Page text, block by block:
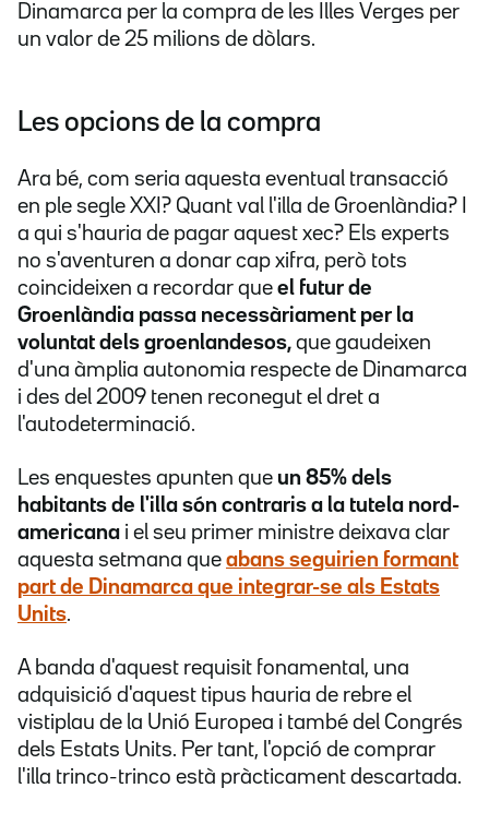
Dinamarca per la compra de les Illes Verges per
un valor de 25 milions de dòlars.
Les opcions de la compra
Ara bé, com seria aquesta eventual transacció
en ple segle XXI? Quant val l'illa de Groenlàndia? I
a qui s'hauria de pagar aquest xec? Els experts
no s'aventuren a donar cap xifra, però tots
coincideixen a recordar que el futur de
Groenlàndia passa necessàriament per la
voluntat dels groenlandesos, que gaudeixen
d'una àmplia autonomia respecte de Dinamarca
i des del 2009 tenen reconegut el dret a
l'autodeterminació.
Les enquestes apunten que un 85% dels
habitants de l'illa són contraris a la tutela nord-
americana i el seu primer ministre deixava clar
aquesta setmana que abans seguirien formant
part de Dinamarca que integrar-se als Estats
Units.
A banda d'aquest requisit fonamental, una
adquisició d'aquest tipus hauria de rebre el
vistiplau de la Unió Europea i també del Congrés
dels Estats Units. Per tant, l'opció de comprar
l'illa trinco-trinco està pràcticament descartada.